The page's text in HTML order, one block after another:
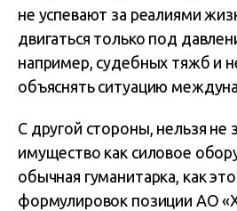
не успевают за реалиями
двигаться только под
например, судебных тяжб и
объяснять ситуацию
С другой стороны, нельзя не
имущество как силовое
обычная гуманитарка, как
формулировок позиции АО